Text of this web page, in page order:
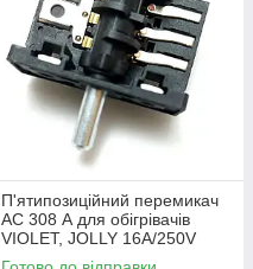
П'ятипозиційний перемикач
АС 308 А для обігрівачів
VIOLET, JOLLY 16А/250V